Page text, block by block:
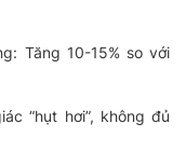
Tăng 10-15% so với
“hụt hơi”, không đủ